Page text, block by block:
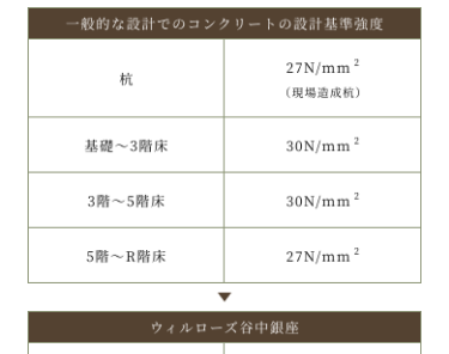
網入りガラス(参考写真)
遮炎性能のある壁と
隣の家、又は隣のビルから
火災が起きてもすぐに火
が廻らない様、壁は60分
以上の遮炎性能をもつ鉄
筋コンクリート造（ＲＣ
造）、延焼の恐れのある窓
警備会社へ自動的に
火災信号を転送
他住戸で火災が発生した
場合は、自動的に共用部分
で警報を発し、警備会社へ
火災信号を転送するシス
テムを採用しています。警
備会社が現場へ急行し、状
ュリティ機能付インターホンを設置。画像と音
声の両方で来訪者を確かめられます。ハンズフ
リーなので手が離せない時でも、受け答えがス
参考写真
ハンズフリーセキュリティ機能付インターホン機能